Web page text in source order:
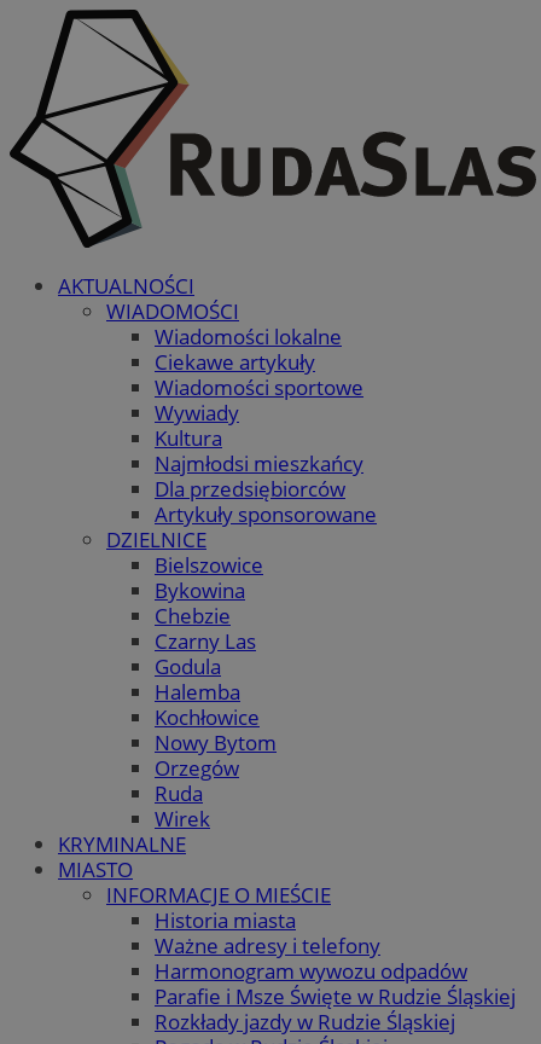
AKTUALNOŚCI
WIADOMOŚCI
Wiadomości lokalne
Ciekawe artykuły
Wiadomości sportowe
Wywiady
Kultura
Najmłodsi mieszkańcy
Dla przedsiębiorców
Artykuły sponsorowane
DZIELNICE
Bielszowice
Bykowina
Chebzie
Czarny Las
Godula
Halemba
Kochłowice
Nowy Bytom
Orzegów
Ruda
Wirek
KRYMINALNE
MIASTO
INFORMACJE O MIEŚCIE
Historia miasta
Ważne adresy i telefony
Harmonogram wywozu odpadów
Parafie i Msze Święte w Rudzie Śląskiej
Rozkłady jazdy w Rudzie Śląskiej